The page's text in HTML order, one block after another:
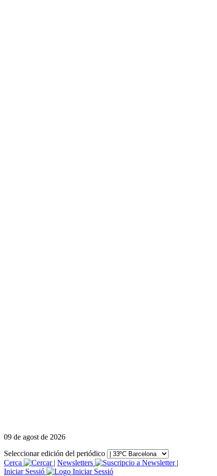
09 de agost de 2026
Seleccionar edición del periódico
Cerca
| Newsletters
|
Iniciar Sessió